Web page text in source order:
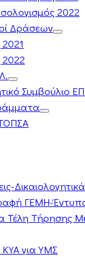
2022
Δράσεων
2022
Συμβούλιο
Δικαιολογητικά
ΓΕΜΗ-
Τέλη Τήρησης
για ΥΜΣ